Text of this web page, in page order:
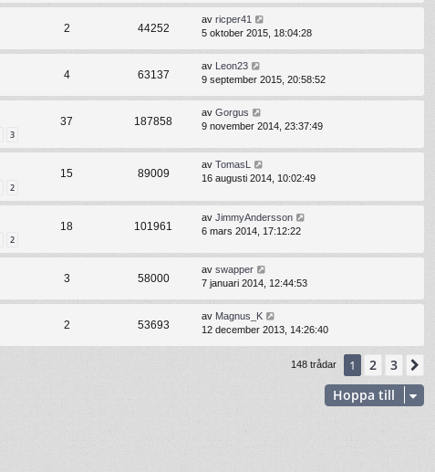
2 44252
av ricper41
5 oktober 2015, 18:04:28
4 63137
av
Leon23
9 september 2015, 20:58:52
3
37 187858
av Gorgus
9 november 2014, 23:37:49
2
15 89009
av TomasL
16 augusti 2014, 10:02:49
2
18 101961
av JimmyAndersson
6 mars 2014, 17:12:22
3 58000
av swapper
7 januari 2014, 12:44:53
2 53693
av Magnus_K
12 december 2013, 14:26:40
148 trådar 1 2 3
Hoppa till